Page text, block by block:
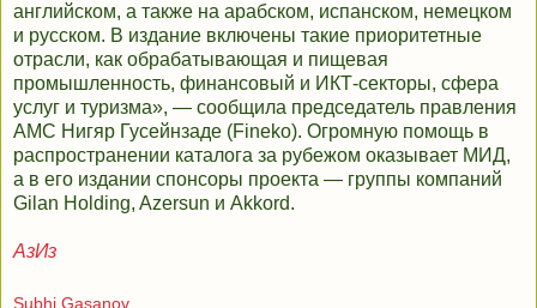
английском, а также на арабском, испанском, немецком
и русском. В издание включены такие приоритетные
отрасли, как обрабатывающая и пищевая
промышленность, финансовый и ИКТ-секторы, сфера
услуг и туризма», — сообщила председатель правления
AMC Нигяр Гусейнзаде (Fineko). Огромную помощь в
распространении каталога за рубежом оказывает МИД,
а в его издании спонсоры проекта — группы компаний
Gilan Holding, Azersun и Akkord.
АзИз
Subhi Gasanov